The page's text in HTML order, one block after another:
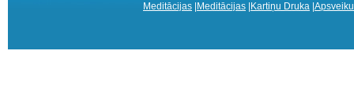
Meditācijas Meditācijas Kartiņu Druka